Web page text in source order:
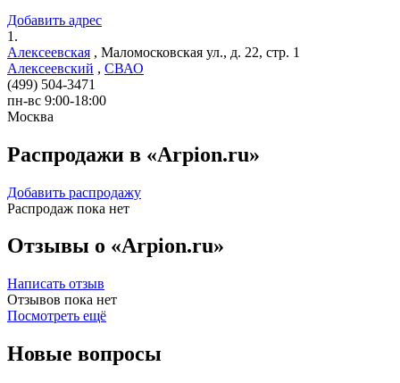
Добавить адрес
1.
Алексеевская , Маломосковская ул., д. 22, стр. 1
Алексеевский , СВАО
(499) 504-3471
пн-вс 9:00-18:00
Москва
Распродажи в «Arpion.ru»
Добавить распродажу
Распродаж пока нет
Отзывы о «Arpion.ru»
Написать отзыв
Отзывов пока нет
Посмотреть ещё
Новые вопросы